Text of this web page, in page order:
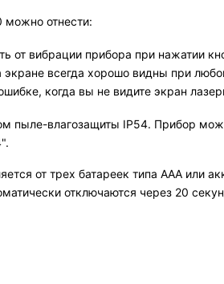
можно отнести:
от вибрации прибора при нажатии
экране всегда хорошо видны при
когда вы не видите экран
пыле-влагозащиты IP54. Прибор
от трех батареек типа ААА или
отключаются через 20